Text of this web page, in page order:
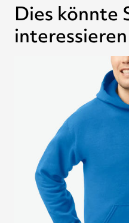
Dies könnte
interessieren